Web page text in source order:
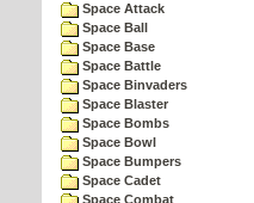
Space Attack
Space Ball
Space Base
Space Battle
Space Binvaders
Space Blaster
Space Bombs
Space Bowl
Space Bumpers
Space Cadet
Space Combat